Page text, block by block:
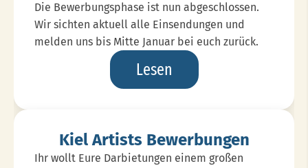
Die Bewerbungsphase ist nun abgeschlossen.
Wir sichten aktuell alle Einsendungen und
melden uns bis Mitte Januar bei euch zurück.
Lesen
Bewerbungsphase
2026
Kiel Artists Bewerbungen
Ihr wollt Eure Darbietungen einem großen